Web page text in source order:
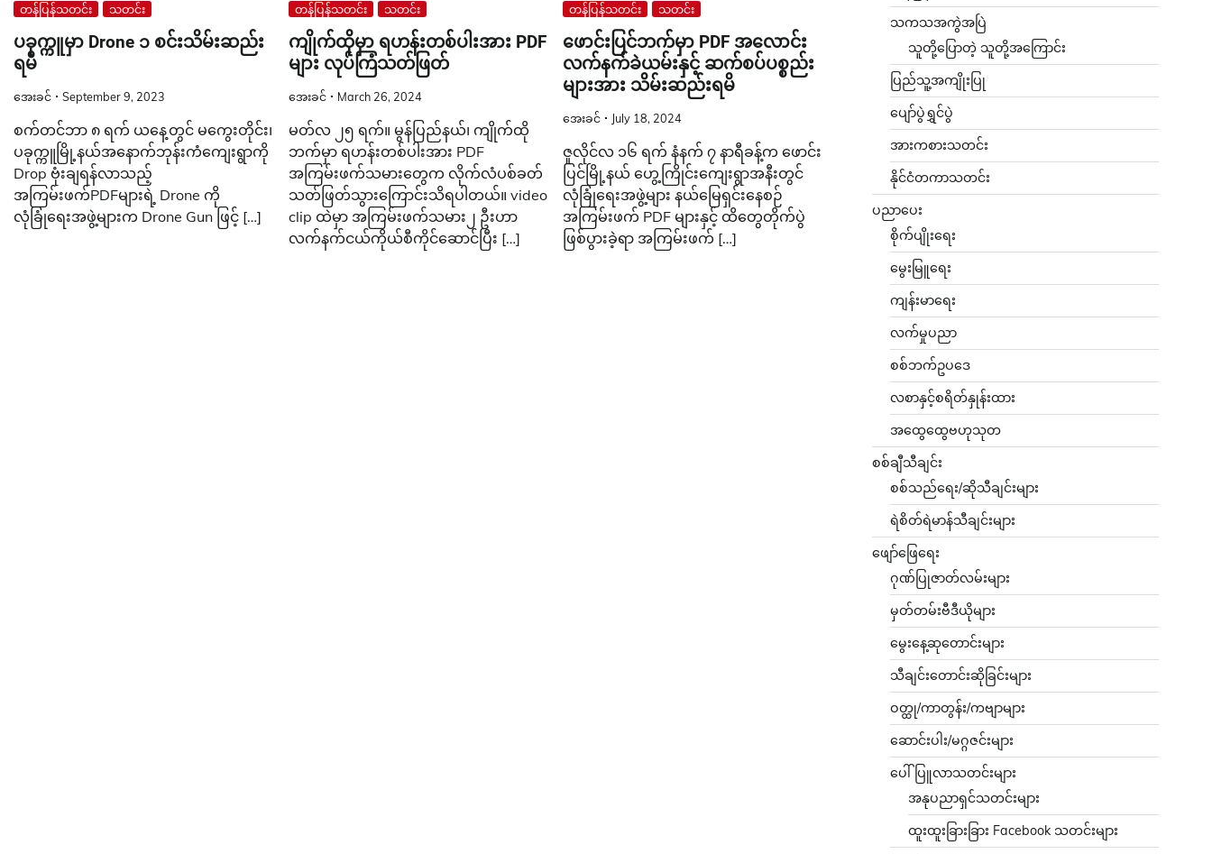
တန်ပြန်သတင်း သတင်း
ပခုက္ကူမှာ Drone ၁ စင်းသိမ်းဆည်း
ရမိ
အေးခင် September 9, 2023
စက်တင်ဘာ ၈ ရက် ယနေ့တွင် မကွေးတိုင်း၊
ပခုက္ကူမြို့နယ်အနောက်ဘုန်းကံကျေးရွာကို
Drop ဗုံးချရန်လာသည့်
အကြမ်းဖက်PDFများရဲ့ Drone ကို
လုံခြုံရေးအဖွဲ့များက Drone Gun ဖြင့် […]
တန်ပြန်သတင်း သတင်း
ကျိုက်ထိုမှာ ရဟန်းတစ်ပါးအား PDF
များ လုပ်ကြံသတ်ဖြတ်
အေးခင် March 26, 2024
မတ်လ ၂၅ ရက်။ မွန်ပြည်နယ်၊ ကျိုက်ထို
ဘက်မှာ ရဟန်းတစ်ပါးအား PDF
အကြမ်းဖက်သမားတွေက လိုက်လံပစ်ခတ်
သတ်ဖြတ်သွားကြောင်းသိရပါတယ်။ video
clip ထဲမှာ အကြမ်းဖက်သမား၂ ဦးဟာ
လက်နက်ငယ်ကိုယ်စီကိုင်ဆောင်ပြီး […]
တန်ပြန်သတင်း သတင်း
ဖောင်းပြင်ဘက်မှာ PDF အလောင်း
လက်နက်ခဲယမ်းနှင့် ဆက်စပ်ပစ္စည်း
များအား သိမ်းဆည်းရမိ
အေးခင် July 18, 2024
ဇူလိုင်လ ၁၆ ရက် နံနက် ၇ နာရီခန့်က ဖောင်း
ပြင်မြို့နယ် ဟွေ့ကြိုင်းကျေးရွာအနီးတွင်
လုံခြုံရေးအဖွဲ့များ နယ်မြေရှင်းနေစဉ်
အကြမ်းဖက် PDF များနှင့် ထိတွေတိုက်ပွဲ
ဖြစ်ပွားခဲ့ရာ အကြမ်းဖက် […]
သကသအကွဲအပြဲ
သူတို့ပြောတဲ့ သူတို့အကြောင်း
ပြည်သူ့အကျိုးပြု
ပျော်ပွဲရွှင်ပွဲ
အားကစားသတင်း
နိုင်ငံတကာသတင်း
ပညာပေး
စိုက်ပျိုးရေး
မွေးမြူရေး
ကျန်းမာရေး
လက်မှုပညာ
စစ်ဘက်ဥပဒေ
လစာနှင့်စရိတ်နှုန်းထား
အထွေထွေဗဟုသုတ
စစ်ချီသီချင်း
စစ်သည်ရေး/ဆိုသီချင်းများ
ရဲစိတ်ရဲမာန်သီချင်းများ
ဖျော်ဖြေရေး
ဂုဏ်ပြုဇာတ်လမ်းများ
မှတ်တမ်းဗီဒီယိုများ
မွေးနေ့ဆုတောင်းများ
သီချင်းတောင်းဆိုခြင်းများ
ဝတ္ထု/ကာတွန်း/ကဗျာများ
ဆောင်းပါး/မဂ္ဂဇင်းများ
ပေါ်ပြူလာသတင်းများ
အနုပညာရှင်သတင်းများ
ထူးထူးခြားခြား Facebook သတင်းများ